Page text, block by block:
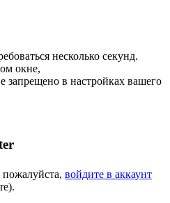
несколько секунд.
окне,
запрещено в настройках вашего
войдите в аккаунт